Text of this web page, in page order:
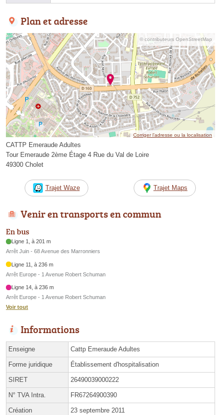
Plan et adresse
© contributeurs OpenStreetMap
Corriger l’adresse ou la localisation
CATTP Emeraude Adultes
Tour Emeraude 2ème Étage 4 Rue du Val de Loire
49300 Cholet
Trajet Waze Trajet Maps
Venir en transports en commun
En bus
Ligne 1, à 201 m
Arrêt Juin - 68 Avenue des Marronniers
Ligne 11, à 236 m
Arrêt Europe - 1 Avenue Robert Schuman
Ligne 14, à 236 m
Arrêt Europe - 1 Avenue Robert Schuman
Voir tout
Informations
Enseigne Cattp Emeraude Adultes
Forme juridique Établissement d'hospitalisation
SIRET 26490039000222
N° TVA Intra. FR67264900390
Création 23 septembre 2011